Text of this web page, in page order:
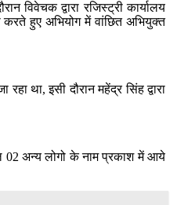
विवेचक द्वारा रजिस्ट्री कार्यालय
करते हुए अभियोग में वांछित अभियुक्त
था, इसी दौरान महेंद्र सिंह द्वारा
02 अन्य लोगो के नाम प्रकाश में आये